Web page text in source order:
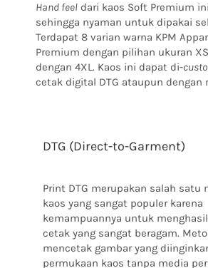
Hand feel dari kaos Soft Premium
sehingga nyaman untuk dipakai
Terdapat 8 varian warna KPM
Premium dengan pilihan ukuran
dengan 4XL. Kaos ini dapat di-
cetak digital DTG ataupun dengan
DTG (Direct-to-Garment)
Print DTG merupakan salah satu
kaos yang sangat populer karena
kemampuannya untuk
cetak yang sangat beragam.
mencetak gambar yang
permukaan kaos tanpa media